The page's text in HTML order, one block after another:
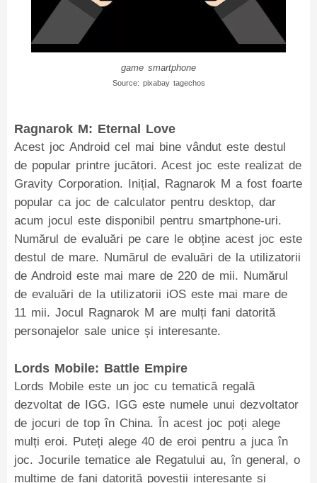
game smartphone
Source: pixabay tagechos
Ragnarok M: Eternal Love
Acest joc Android cel mai bine vândut este destul
de popular printre jucători. Acest joc este realizat de
Gravity Corporation. Inițial, Ragnarok M a fost foarte
popular ca joc de calculator pentru desktop, dar
acum jocul este disponibil pentru smartphone-uri.
Numărul de evaluări pe care le obține acest joc este
destul de mare. Numărul de evaluări de la utilizatorii
de Android este mai mare de 220 de mii. Numărul
de evaluări de la utilizatorii iOS este mai mare de
11 mii. Jocul Ragnarok M are mulți fani datorită
personajelor sale unice și interesante.
Lords Mobile: Battle Empire
Lords Mobile este un joc cu tematică regală
dezvoltat de IGG. IGG este numele unui dezvoltator
de jocuri de top în China. În acest joc poți alege
mulți eroi. Puteți alege 40 de eroi pentru a juca în
joc. Jocurile tematice ale Regatului au, în general, o
mulțime de fani datorită poveștii interesante și